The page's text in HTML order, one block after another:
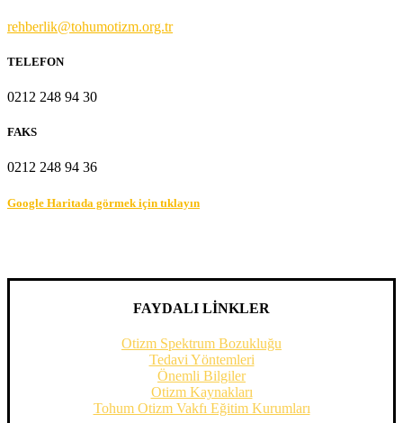
rehberlik@tohumotizm.org.tr
TELEFON
0212 248 94 30
FAKS
0212 248 94 36
Google Haritada görmek için tıklayın
FAYDALI LİNKLER
Otizm Spektrum Bozukluğu
Tedavi Yöntemleri
Önemli Bilgiler
Otizm Kaynakları
Tohum Otizm Vakfı Eğitim Kurumları